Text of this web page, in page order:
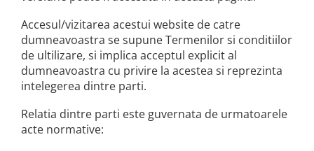
Schneider Easy Styl
Schneider Cedar
Vimar Neve
Vimar Plana
Vimar Arke
Himel Flexo
Bobine de declansare
Separatoare de sarcina
Lampa de semnalizare
Conectica si accesorii
Bareta de alimentare-Pieptene
Cleme si conectori
UPS-uri
Interfonie
Scule meseriasi
Accesul/vizitarea acestui website de catre
dumneavoastra se supune Termenilor si conditiilor
de ultilizare, si implica acceptul explicit al
dumneavoastra cu privire la acestea si reprezinta
intelegerea dintre parti.
Relatia dintre parti este guvernata de urmatoarele
acte normative: